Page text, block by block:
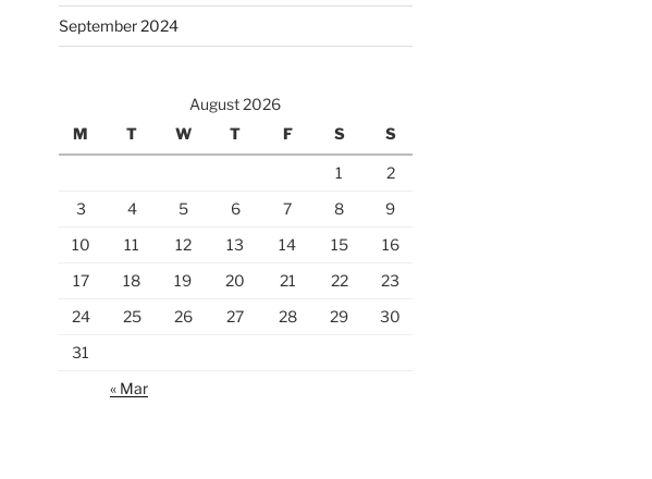
September 2024
August 2026
M
T W T F S S
1
2
3
4 5 6 7 8
9
10
11 12 13 14 15
16
17
18 19 20 21 22
23
24
25 26 27 28 29
30
31
« Mar